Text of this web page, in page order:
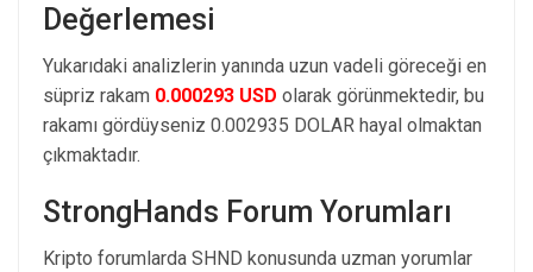
Değerlemesi
Yukarıdaki analizlerin yanında uzun vadeli göreceği en
süpriz rakam 0.000293 USD olarak görünmektedir, bu
rakamı gördüyseniz 0.002935 DOLAR hayal olmaktan
çıkmaktadır.
StrongHands Forum Yorumları
Kripto forumlarda SHND konusunda uzman yorumlar